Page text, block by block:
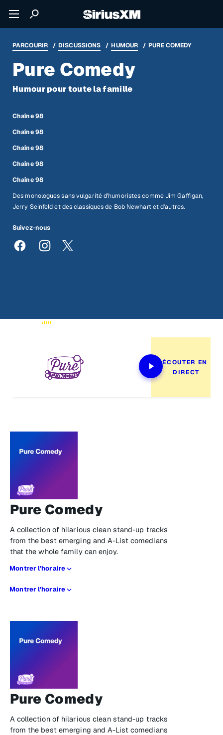
PARCOURIR DISCUSSIONS HUMOUR PURE COMEDY
Pure Comedy
Humour pour toute la famille
Chaîne 98
Chaîne 98
Chaîne 98
Chaîne 98
Chaîne 98
Des monologues sans vulgarité d'humoristes comme Jim Gaffigan,
Jerry Seinfeld et des classiques de Bob Newhart et d'autres.
Suivez-nous
ÉCOUTER EN
DIRECT
Pure Comedy
A collection of hilarious clean stand-up tracks
from the best emerging and A-List comedians
that the whole family can enjoy.
Montrer l’horaire
Montrer l’horaire
Pure Comedy
A collection of hilarious clean stand-up tracks
from the best emerging and A-List comedians